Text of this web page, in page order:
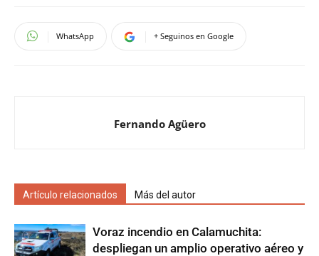
WhatsApp + Seguinos en Google
Fernando Agüero
Artículo relacionados Más del autor
Voraz incendio en Calamuchita:
despliegan un amplio operativo aéreo y